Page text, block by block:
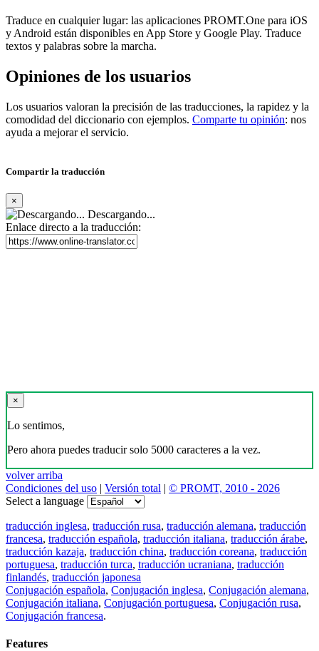
Traduce en cualquier lugar: las aplicaciones PROMT.One para iOS
y Android están disponibles en App Store y Google Play. Traduce
textos y palabras sobre la marcha.
Opiniones de los usuarios
Los usuarios valoran la precisión de las traducciones, la rapidez y la
comodidad del diccionario con ejemplos. Comparte tu opinión: nos
ayuda a mejorar el servicio.
Compartir la traducción
×
Descargando...
Enlace directo a la traducción:
×
Lo sentimos,
Pero ahora puedes traducir solo 5000 caracteres a la vez.
volver arriba
Condiciones del uso | Versión total | © PROMT, 2010 - 2026
Select a language
traducción inglesa, traducción rusa, traducción alemana, traducción
francesa, traducción española, traducción italiana, traducción árabe,
traducción kazaja, traducción china, traducción coreana, traducción
portuguesa, traducción turca, traducción ucraniana, traducción
finlandés, traducción japonesa
Conjugación española, Conjugación inglesa, Conjugación alemana,
Conjugación italiana, Conjugación portuguesa, Conjugación rusa,
Conjugación francesa.
Features